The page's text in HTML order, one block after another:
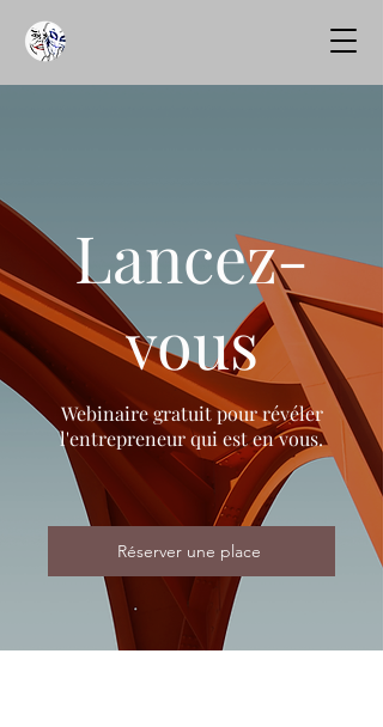
Lancez-
vous
Webinaire gratuit pour révéler
l'entrepreneur qui est en vous.
Réserver une place